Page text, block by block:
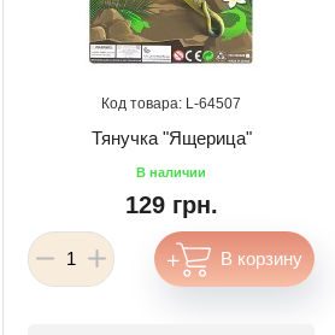
64507
Тянучка "Ящерица"
129 грн.